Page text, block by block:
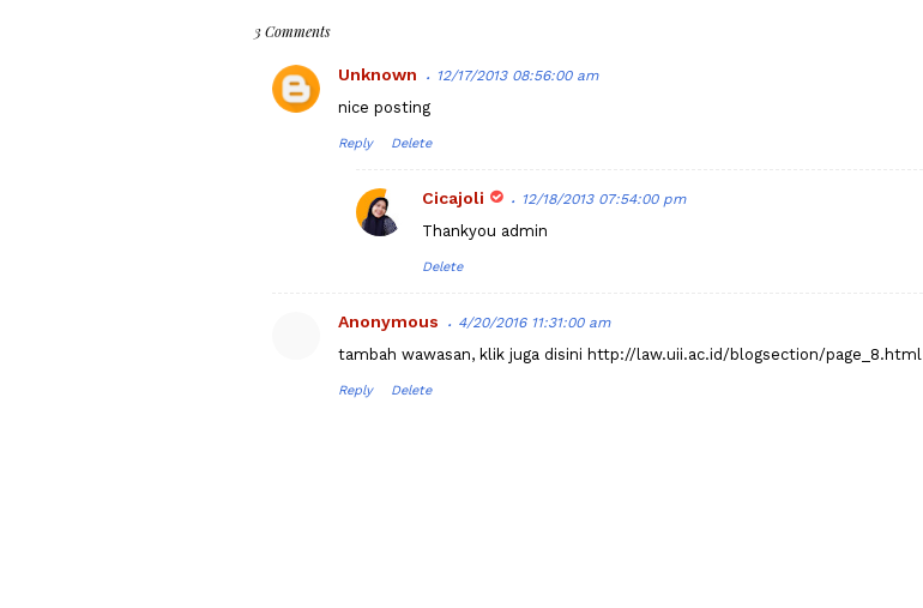
3 Comments
Unknown 12/17/2013 08:56:00 am
nice posting
Reply Delete
Cicajoli 12/18/2013 07:54:00 pm
Thankyou admin
Delete
Anonymous 4/20/2016 11:31:00 am
tambah wawasan, klik juga disini http://law.uii.ac.id/blogsection/page_8.html
Reply Delete